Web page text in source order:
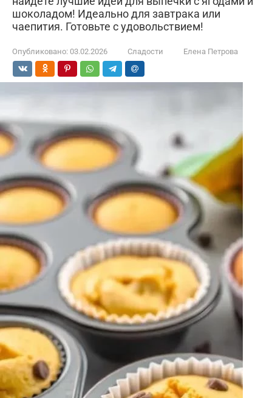
шоколадом! Идеально для завтрака или
чаепития. Готовьте с удовольствием!
Опубликовано: 03.02.2026 Сладости Елена Петрова